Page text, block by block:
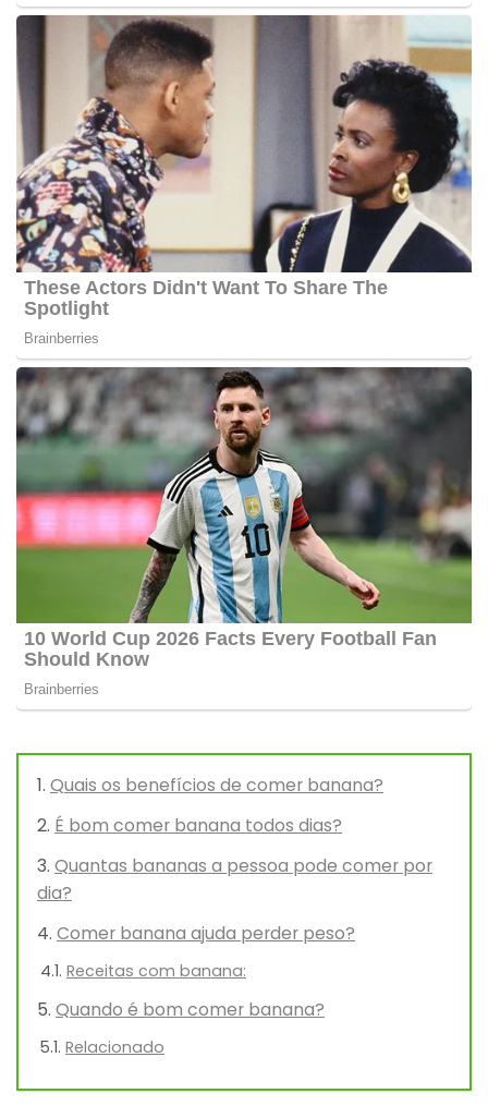
Quais os benefícios de comer banana?
É bom comer banana todos dias?
Quantas bananas a pessoa pode comer por
dia?
Comer banana ajuda perder peso?
Receitas com banana:
Quando é bom comer banana?
Relacionado